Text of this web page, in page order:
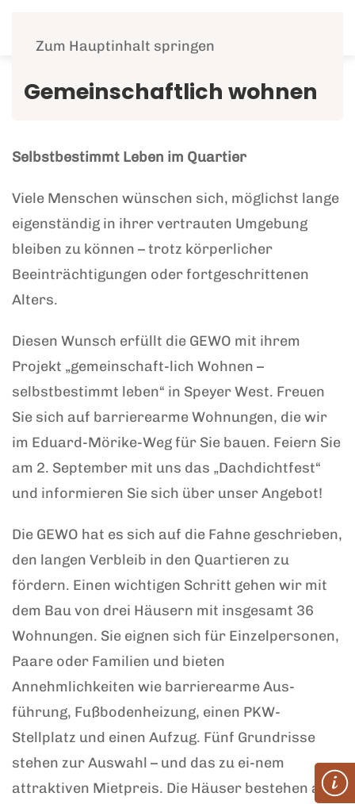
Zum Hauptinhalt springen
Gemeinschaftlich wohnen
Selbstbestimmt Leben im Quartier
Viele Menschen wünschen sich, möglichst lange
eigenständig in ihrer vertrauten Umgebung
bleiben zu können – trotz körperlicher
Beeinträchtigungen oder fortgeschrittenen
Alters.
Diesen Wunsch erfüllt die GEWO mit ihrem
Projekt „gemeinschaft-lich Wohnen –
selbstbestimmt leben“ in Speyer West. Freuen
Sie sich auf barrierearme Wohnungen, die wir
im Eduard-Mörike-Weg für Sie bauen. Feiern Sie
am 2. September mit uns das „Dachdichtfest“
und informieren Sie sich über unser Angebot!
Die GEWO hat es sich auf die Fahne geschrieben,
den langen Verbleib in den Quartieren zu
fördern. Einen wichtigen Schritt gehen wir mit
dem Bau von drei Häusern mit insgesamt 36
Wohnungen. Sie eignen sich für Einzelpersonen,
Paare oder Familien und bieten
Annehmlichkeiten wie barrierearme Aus-
führung, Fußbodenheizung, einen PKW-
Stellplatz und einen Aufzug. Fünf Grundrisse
stehen zur Auswahl – und das zu ei-nem
attraktiven Mietpreis. Die Häuser bestehen aus